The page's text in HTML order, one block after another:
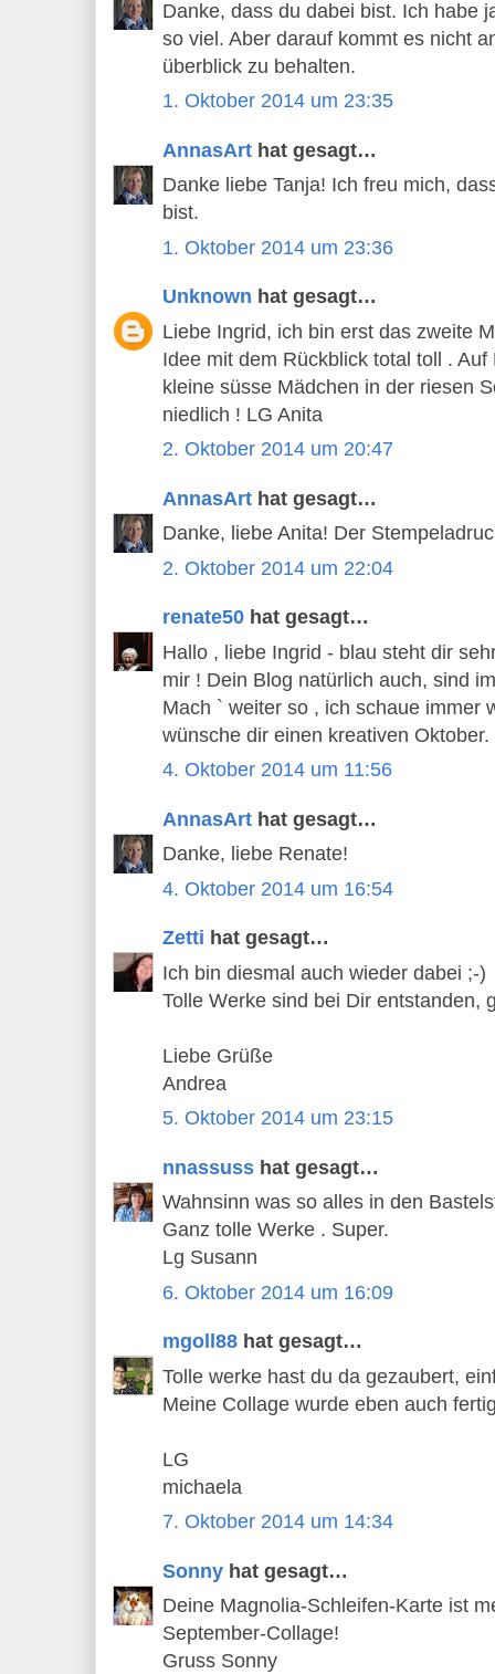
Danke, dass du dabei bist. Ich habe
so viel. Aber darauf kommt es nicht
überblick zu behalten.
1. Oktober 2014 um 23:35
AnnasArt hat gesagt…
Danke liebe Tanja! Ich freu mich,
bist.
1. Oktober 2014 um 23:36
Unknown hat gesagt…
Liebe Ingrid, ich bin erst das zweite
Idee mit dem Rückblick total toll .
kleine süsse Mädchen in der riesen
niedlich ! LG Anita
2. Oktober 2014 um 20:47
AnnasArt hat gesagt…
Danke, liebe Anita! Der
2. Oktober 2014 um 22:04
renate50 hat gesagt…
Hallo , liebe Ingrid - blau steht dir
mir ! Dein Blog natürlich auch, sind
Mach ` weiter so , ich schaue immer
wünsche dir einen kreativen Oktober.
4. Oktober 2014 um 11:56
AnnasArt hat gesagt…
Danke, liebe Renate!
4. Oktober 2014 um 16:54
Zetti hat gesagt…
Ich bin diesmal auch wieder dabei ;-)
Tolle Werke sind bei Dir entstanden,
Liebe Grüße
Andrea
5. Oktober 2014 um 23:15
nnassuss hat gesagt…
Wahnsinn was so alles in den
Ganz tolle Werke . Super.
Lg Susann
6. Oktober 2014 um 16:09
mgoll88 hat gesagt…
Tolle werke hast du da gezaubert,
Meine Collage wurde eben auch
LG
michaela
7. Oktober 2014 um 14:34
Sonny hat gesagt…
Deine Magnolia-Schleifen-Karte ist
September-Collage!
Gruss Sonny